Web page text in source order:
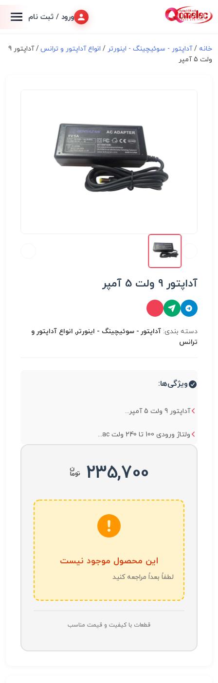
ورود / ثبت نام
خانه /آداپتور - سوئیچینگ - اینورتر / انواع آداپتور و ترانس
/ آداپتور 9
ولت 5 آمپر
آداپتور 9 ولت 5 آمپر
دسته بندی: آداپتور - سوئیچینگ - اینورتر, انواع آداپتور و
ترانس
ویژگی‌ها:
آداپتور 9 ولت 5 آمپر...
ولتاژ ورودی 100 تا 240 ولت ac...
235,700
این محصول موجود نیست
لطفاً بعداً مراجعه کنید
قطعات با کیفیت و قیمت مناسب